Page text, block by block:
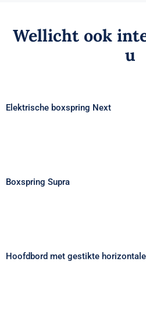
Wellicht ook
u
Elektrische boxspring Next
Boxspring Supra
Hoofdbord met gestikte